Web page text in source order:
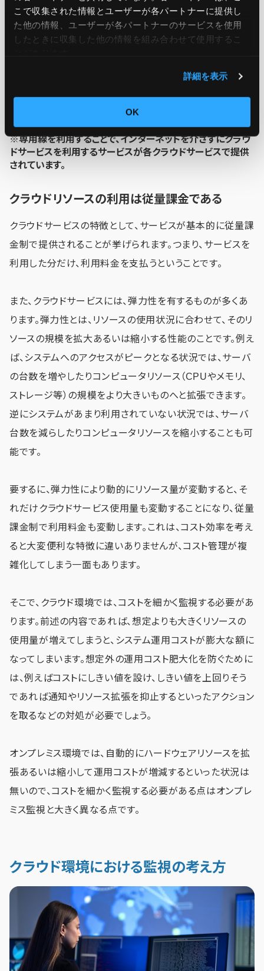
こで収集された情報とユーザーが各パートナーに提供し
た他の情報、ユーザーが各パートナーのサービスを使用
したときに収集した他の情報を組み合わせて使用​​するこ
詳細を表示
OK
プレミス環境と比較して高度なセキュリティ対策を講じる
必要がある点は、オンプレミス環境の監視と大きく違う点で
※専用線を利用することで、インターネットを介さずにクラウ
ドサービスを利用するサービスが各クラウドサービスで提供
されています。
クラウドリソースの利用は従量課金である
クラウドサービスの特徴として、サービスが基本的に従量課
金制で提供されることが挙げられます。つまり、サービスを
利用した分だけ、利用料金を支払うということです。
また、クラウドサービスには、弾力性を有するものが多くあ
ります。弾力性とは、リソースの使用状況に合わせて、そのリ
ソースの規模を拡大あるいは縮小する性能のことです。例え
ば、システムへのアクセスがピークとなる状況では、サーバ
の台数を増やしたりコンピュータリソース（CPUやメモリ、
ストレージ等）の規模をより大きいものへと拡張できます。
逆にシステムがあまり利用されていない状況では、サーバ
台数を減らしたりコンピュータリソースを縮小することも可
能です。
要するに、弾力性により動的にリソース量が変動すると、そ
れだけクラウドサービス使用量も変動することになり、従量
課金制で利用料金も変動します。これは、コスト効率を考え
ると大変便利な特徴に違いありませんが、コスト管理が複
雑化してしまう一面もあります。
そこで、クラウド環境では、コストを細かく監視する必要があ
ります。前述の内容であれば、想定よりも大きくリソースの
使用量が増えてしまうと、システム運用コストが膨大な額に
なってしまいます。想定外の運用コスト肥大化を防ぐために
は、例えばコストにしきい値を設け、しきい値を上回りそう
であれば通知やリソース拡張を抑止するといったアクション
を取るなどの対処が必要でしょう。
オンプレミス環境では、自動的にハードウェアリソースを拡
張あるいは縮小して運用コストが増減するといった状況は
無いので、コストを細かく監視する必要がある点はオンプレ
ミス監視と大きく異なる点です。
クラウド環境における監視の考え方